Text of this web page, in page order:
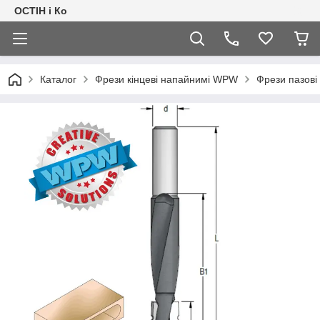
ОСТІН і Ко
Каталог Фрези кінцеві напайнимі WPW Фрези